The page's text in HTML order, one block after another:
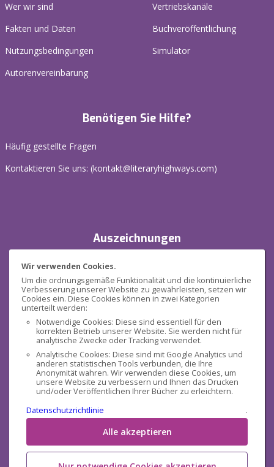
Wir verwenden Cookies.
Um die ordnungsgemäße Funktionalität und die kontinuierliche
Verbesserung unserer Website zu gewährleisten, setzen wir
Cookies ein. Diese Cookies können in zwei Kategorien
unterteilt werden:
Notwendige Cookies: Diese sind essentiell für den
korrekten Betrieb unserer Website. Sie werden nicht für
analytische Zwecke oder Tracking verwendet.
Analytische Cookies: Diese sind mit Google Analytics und
anderen statistischen Tools verbunden, die Ihre
Anonymität wahren. Wir verwenden diese Cookies, um
unsere Website zu verbessern und Ihnen das Drucken
und/oder Veröffentlichen Ihrer Bücher zu erleichtern.
Datenschutzrichtlinie
.
Alle akzeptieren
Wer wir sind
Fakten und Daten
Nutzungsbedingungen
Autorenvereinbarung
Vertriebskanäle
Buchveröffentlichung
Simulator
Benötigen Sie Hilfe?
Häufig gestellte Fragen
Kontaktieren Sie uns: (kontakt@literaryhighways.com)
Auszeichnungen
Sicherheit
Sozialen Medien